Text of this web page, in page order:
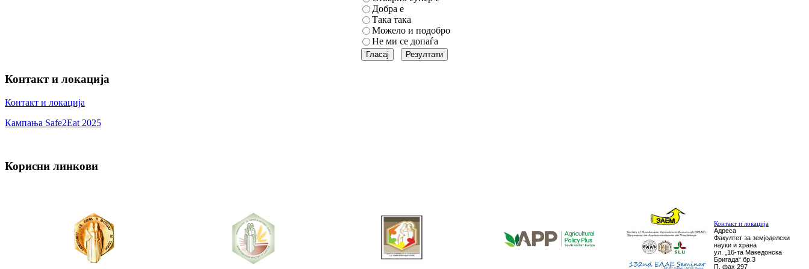
Добра е
Така така
Можело и подобро
Не ми се допаѓа
Контакт и локација
Контакт и локација
Кампања Safe2Eat 2025
Корисни линкови
Контакт и локација
Адреса
Факултет за земјоделски
науки и храна
ул. „16-та Македонска
Бригада“ бр.3
П. фах 297